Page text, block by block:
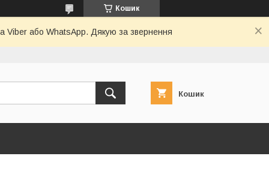
Кошик
Viber або WhatsApp. Дякую за звернення
Кошик